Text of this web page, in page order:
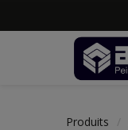
Produits